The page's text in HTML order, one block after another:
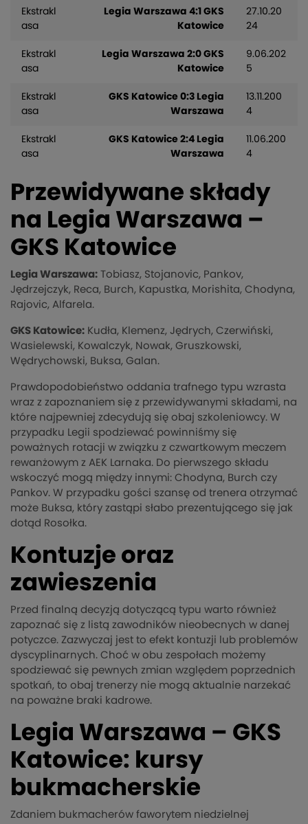
Ekstrakl
asa
Legia Warszawa 4:1 GKS
Katowice
27.10.20
24
Ekstrakl
asa
Legia Warszawa 2:0 GKS
Katowice
9.06.202
5
Ekstrakl
asa
GKS Katowice 0:3 Legia
Warszawa
13.11.200
4
Ekstrakl
asa
GKS Katowice 2:4 Legia
Warszawa
11.06.200
4
Przewidywane składy
na Legia Warszawa –
GKS Katowice
Legia Warszawa: Tobiasz, Stojanovic, Pankov,
Jędrzejczyk, Reca, Burch, Kapustka, Morishita, Chodyna,
Rajovic, Alfarela.
GKS Katowice: Kudła, Klemenz, Jędrych, Czerwiński,
Wasielewski, Kowalczyk, Nowak, Gruszkowski,
Wędrychowski, Buksa, Galan.
Prawdopodobieństwo oddania trafnego typu wzrasta
wraz z zapoznaniem się z przewidywanymi składami, na
które najpewniej zdecydują się obaj szkoleniowcy. W
przypadku Legii spodziewać powinniśmy się
poważnych rotacji w związku z czwartkowym meczem
rewanżowym z AEK Larnaka. Do pierwszego składu
wskoczyć mogą między innymi: Chodyna, Burch czy
Pankov. W przypadku gości szansę od trenera otrzymać
może Buksa, który zastąpi słabo prezentującego się jak
dotąd Rosołka.
Kontuzje oraz
zawieszenia
Przed finalną decyzją dotyczącą typu warto również
zapoznać się z listą zawodników nieobecnych w danej
potyczce. Zazwyczaj jest to efekt kontuzji lub problemów
dyscyplinarnych. Choć w obu zespołach możemy
spodziewać się pewnych zmian względem poprzednich
spotkań, to obaj trenerzy nie mogą aktualnie narzekać
na poważne braki kadrowe.
Legia Warszawa – GKS
Katowice: kursy
bukmacherskie
Zdaniem bukmacherów faworytem niedzielnej